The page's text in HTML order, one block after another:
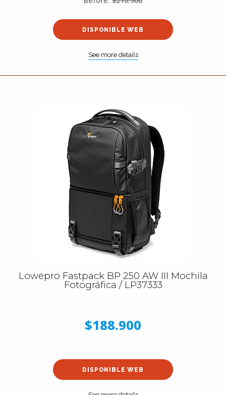
DISPONIBLE WEB
See more details
Lowepro Fastpack BP 250 AW III Mochila
Fotográfica / LP37333
$188.900
DISPONIBLE WEB